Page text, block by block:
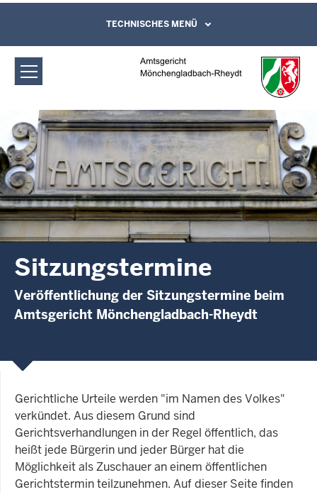
Amtsgericht Mönchengladbach-
Rheydt: Sitzungstermine
Direkt zum Inhalt
Leichte Sprache, Gebärdensprachenvideo
und Kontaktformular
TECHNISCHES MENÜ
Sitzungstermine
Veröffentlichung der Sitzungstermine beim
Amtsgericht Mönchengladbach-Rheydt
Gerichtliche Urteile werden "im Namen des Volkes"
verkündet. Aus diesem Grund sind
Gerichtsverhandlungen in der Regel öffentlich, das
heißt jede Bürgerin und jeder Bürger hat die
Möglichkeit als Zuschauer an einem öffentlichen
Gerichtstermin teilzunehmen. Auf dieser Seite finden